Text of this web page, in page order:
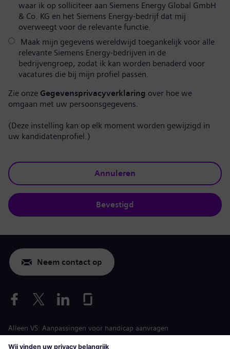
waar ik op solliciteer aan Siemens Energy Global GmbH
& Co. KG en het Siemens Energy-bedrijf dat mij
overweegt voor de relevante functie.
Maak mijn gegevens wereldwijd toegankelijk voor alle
relevante Siemens Energy-bedrijven in de
bedrijvengroep, zodat ik kan worden benaderd voor
vacatures die bij mijn profiel passen.
Zie onze Gegevensprivacyverklaring over hoe we
omgaan met uw persoonsgegevens.
(Deze instelling kan op elk moment worden gewijzigd in
uw kandidatenprofiel.)
Annuleren
Bevestigd
Neem contact op
Alleen VS: Aanpassingen voor handicap aanvragen